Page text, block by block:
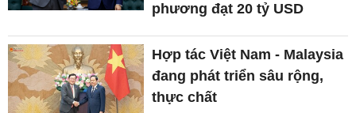
phương đạt 20 tỷ USD
Hợp tác Việt Nam - Malaysia
đang phát triển sâu rộng,
thực chất